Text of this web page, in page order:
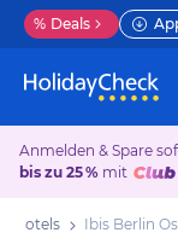
% Deals
Anmelden & Spare
bis zu 25 % mit
Hotels Ibis Berlin